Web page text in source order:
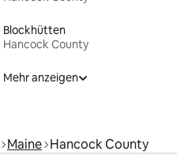
Blockhütten
Hancock County
Mehr anzeigen
Maine Hancock County